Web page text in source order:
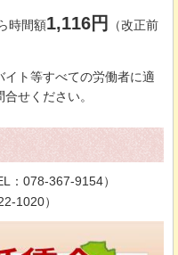
時間額1,116円
（改正前
ト等すべての労働者に適
せください。
：078-367-9154）
1020）